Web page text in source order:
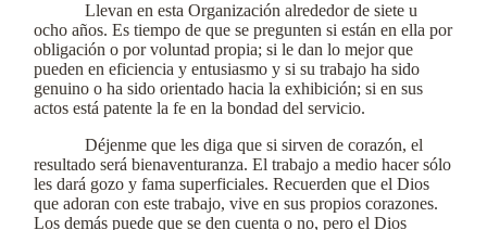
Llevan en esta Organización alrededor de siete u
ocho años. Es tiempo de que se pregunten si están en ella por
obligación o por voluntad propia; si le dan lo mejor que
pueden en eficiencia y entusiasmo y si su trabajo ha sido
genuino o ha sido orientado hacia la exhibición; si en sus
actos está patente la fe en la bondad del servicio.
Déjenme que les diga que si sirven de corazón, el
resultado será bienaventuranza. El trabajo a medio hacer sólo
les dará gozo y fama superficiales. Recuerden que el Dios
que adoran con este trabajo, vive en sus propios corazones.
Los demás puede que se den cuenta o no, pero el Dios